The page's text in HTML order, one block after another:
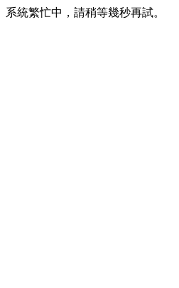
系統繁忙中，請稍等幾秒再試。